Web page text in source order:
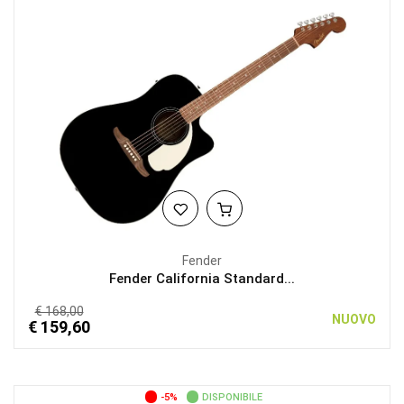
Fender
Fender California Standard...
€ 168,00
€ 159,60 NUOVO
-5% DISPONIBILE